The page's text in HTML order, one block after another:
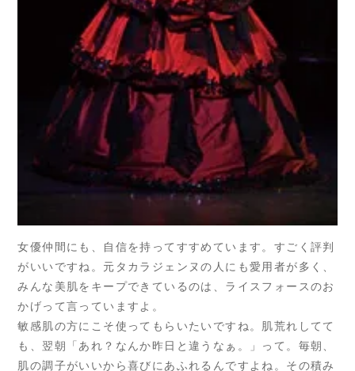
女優仲間にも、自信を持ってすすめています。すごく評判
がいいですね。元タカラジェンヌの人にも愛用者が多く、
みんな美肌をキープできているのは、ライスフォースのお
かげって言っていますよ。
敏感肌の方にこそ使ってもらいたいですね。肌荒れしてて
も、翌朝「あれ？なんか昨日と違うなぁ。」って。毎朝、
肌の調子がいいから喜びにあふれるんですよね。その積み